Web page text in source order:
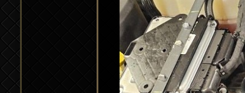
Annuaire téléphonique
Contacter nous!
Notre Addresse